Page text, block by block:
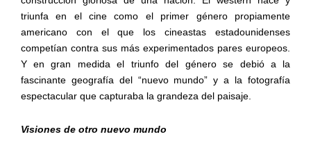
triunfa en el cine como el primer género propiamente
americano con el que los cineastas estadounidenses
competían contra sus más experimentados pares europeos.
Y en gran medida el triunfo del género se debió a la
fascinante geografía del “nuevo mundo” y a la fotografía
espectacular que capturaba la grandeza del paisaje.
Visiones de otro nuevo mundo